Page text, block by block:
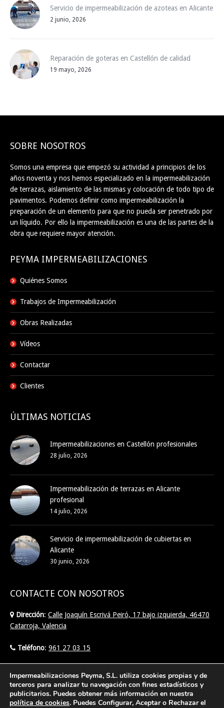
Servicio de impermeabilización de azoteas en Alicante
2 junio, 2026
Reparación de goteras en Castellón de calidad
19 mayo, 2026
SOBRE NOSOTROS
Somos una empresa que empezó su actividad a principios de los
años noventa y nos hemos especializado en la impermeabilización
de terrazas, aislamiento de las mismas y colocación de todo tipo de
pavimentos. Podemos definir como impermeabilización la
preparación de un elemento para que no pueda ser penetrado por
un líquido. Por ello la impermeabilización es una de las partes de la
obra que requiere mayor atención.
PEYMA IMPERMEABILIZACIONES
Quiénes Somos
Trabajos de Impermeabilización
Obras Realizadas
Vídeos
Contactar
Clientes
ÚLTIMAS NOTICIAS
Impermeabilizaciones en Castellón profesionales
28 julio, 2026
Impermeabilización de terrazas en Alicante
profesional
14 julio, 2026
Servicio de impermeabilización de cubiertas en
Alicante
30 junio, 2026
CONTACTE CON NOSOTROS
Dirección: Calle Joaquín Escrivá Peiró, 17 bajo izquierda, 46470
Catarroja, Valencia
Teléfono: 961 27 03 15
Find us on:
Impermeabilizaciones Peyma, S.L. utiliza cookies propias y de
terceros para analizar tu navegación con fines estadísticos y
publicitarios. Puedes obtener más información en nuestra
política de cookies. Puedes Configurar, Aceptar o Rechazar el